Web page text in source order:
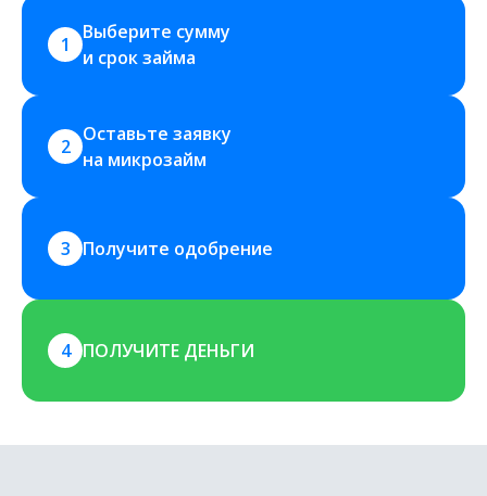
1
Выберите сумму
и срок займа
2
Оставьте заявку
на микрозайм
3 Получите одобрение
4 ПОЛУЧИТЕ ДЕНЬГИ